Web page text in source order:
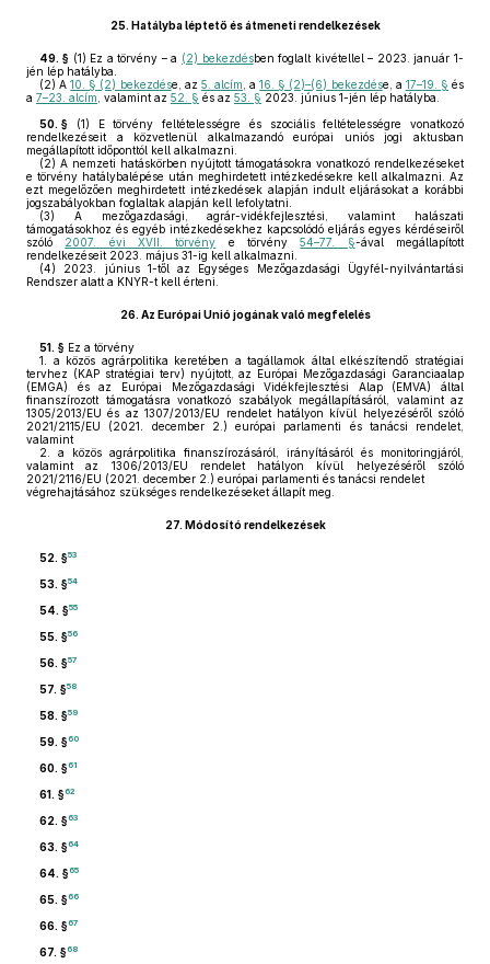
25. Hatályba léptető és átmeneti rendelkezések
49. § (1) Ez a törvény – a (2) bekezdésben foglalt kivétellel – 2023. január 1-
jén lép hatályba.
(2) A10. § (2) bekezdése, az 5. alcím , a16. § (2)–(6) bekezdése, a 17–19. § és
a 7–23. alcím , valamint az 52. § és az 53. § 2023. június 1-jén lép hatályba.
50. § (1) E törvény feltételességre és szociális feltételességre vonatkozó
rendelkezéseit a közvetlenül alkalmazandó európai uniós jogi aktusban
megállapított időponttól kell alkalmazni.
(2) A nemzeti hatáskörben nyújtott támogatásokra vonatkozó rendelkezéseket
e törvény hatálybalépése után meghirdetett intézkedésekre kell alkalmazni. Az
ezt megelőzően meghirdetett intézkedések alapján indult eljárásokat a korábbi
jogszabályokban foglaltak alapján kell lefolytatni.
(3) A mezőgazdasági, agrár-vidékfejlesztési, valamint halászati
támogatásokhoz és egyéb intézkedésekhez kapcsolódó eljárás egyes kérdéseiről
szóló 2007. évi XVII. törvény e törvény54–77. §-ával megállapított
rendelkezéseit 2023. május 31-ig kell alkalmazni.
(4) 2023. június 1-től az Egységes Mezőgazdasági Ügyfél-nyilvántartási
Rendszer alatt a KNYR-t kell érteni.
26. Az Európai Unió jogának való megfelelés
51. § Ez a törvény
1.
a közös agrárpolitika keretében a tagállamok által elkészítendő stratégiai
tervhez (KAP stratégiai terv) nyújtott, az Európai Mezőgazdasági Garanciaalap
(EMGA) és az Európai Mezőgazdasági Vidékfejlesztési Alap (EMVA) által
finanszírozott támogatásra vonatkozó szabályok megállapításáról, valamint az
1305/2013/EU és az 1307/2013/EU rendelet hatályon kívül helyezéséről szóló
2021/2115/EU (2021. december 2.) európai parlamenti és tanácsi rendelet,
valamint
2.
a közös agrárpolitika finanszírozásáról, irányításáról és monitoringjáról,
valamint az 1306/2013/EU rendelet hatályon kívül helyezéséről szóló
2021/2116/EU (2021. december 2.) európai parlamenti és tanácsi rendelet
végrehajtásához szükséges rendelkezéseket állapít meg.
27. Módosító rendelkezések
52. §53
53. §54
54. §55
55. §56
56. §57
57. §58
58. §59
59. §60
60. §61
61. §62
62. §63
63. §64
64. §65
65. §66
66. §67
67. §68